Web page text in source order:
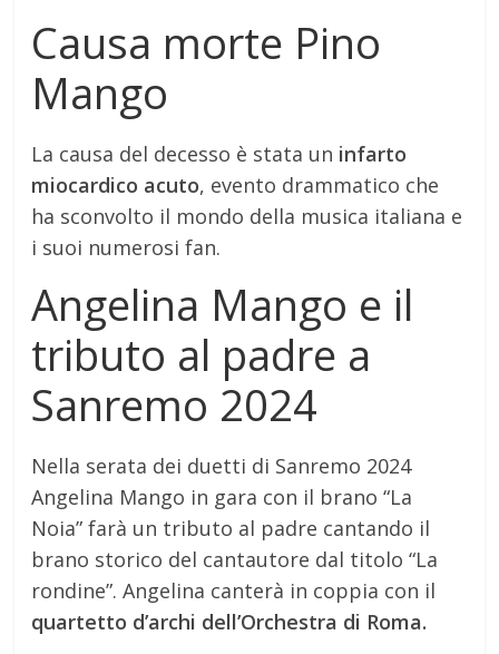
Causa morte Pino
Mango
La causa del decesso è stata un infarto
miocardico acuto, evento drammatico che
ha sconvolto il mondo della musica italiana e
i suoi numerosi fan.
Angelina Mango e il
tributo al padre a
Sanremo 2024
Nella serata dei duetti di Sanremo 2024
Angelina Mango in gara con il brano “La
Noia” farà un tributo al padre cantando il
brano storico del cantautore dal titolo “La
rondine”. Angelina canterà in coppia con il
quartetto d’archi dell’Orchestra di Roma.